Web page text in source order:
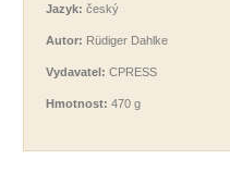
Jazyk: český
Autor: Rüdiger Dahlke
Vydavatel: CPRESS
Hmotnost: 470 g